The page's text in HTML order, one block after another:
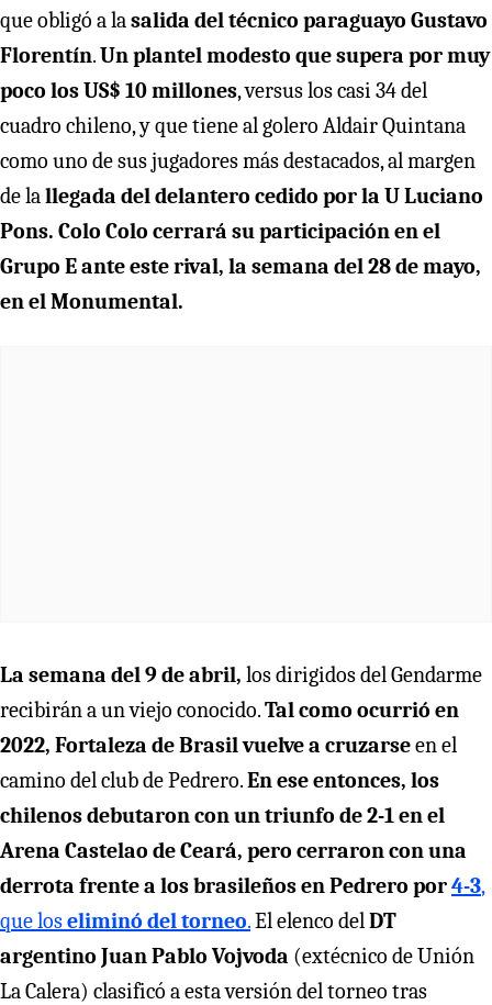
que obligó a la salida del técnico paraguayo Gustavo
Florentín.Un plantel modesto que supera por muy
poco los US$ 10 millones, versus los casi 34 del
cuadro chileno, y que tiene al golero Aldair Quintana
como uno de sus jugadores más destacados, al margen
de la llegada del delantero cedido por la U Luciano
Pons. Colo Colo cerrará su participación en el
Grupo E ante este rival, la semana del 28 de mayo,
en el Monumental.
La semana del 9 de abril, los dirigidos del Gendarme
recibirán a un viejo conocido.Tal como ocurrió en
2022, Fortaleza de Brasil vuelve a cruzarseen el
camino del club de Pedrero.En ese entonces, los
chilenos debutaron con un triunfo de 2-1 en el
Arena Castelao de Ceará, pero cerraron con una
derrota frente a los brasileños en Pedrero por4-3,
que loseliminó del torneo.El elenco del DT
argentino Juan Pablo Vojvoda (extécnico de Unión
La Calera) clasificó a esta versión del torneo tras